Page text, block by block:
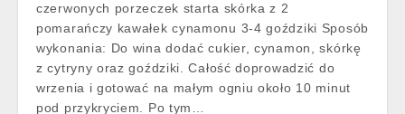
czerwonych porzeczek starta skórka z 2
pomarańczy kawałek cynamonu 3-4 goździki Sposób
wykonania: Do wina dodać cukier, cynamon, skórkę
z cytryny oraz goździki. Całość doprowadzić do
wrzenia i gotować na małym ogniu około 10 minut
pod przykryciem. Po tym…